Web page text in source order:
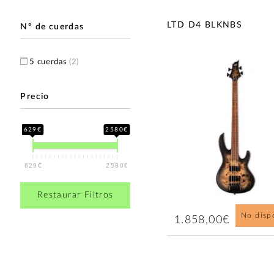
Nº de cuerdas
5 cuerdas (2)
Precio
629€ 2580€
629€ 2580€
Restaurar Filtros
LTD D4 BLKNBS
1.858,00€ No